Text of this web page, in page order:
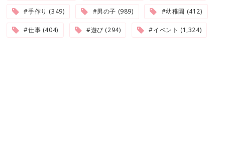
#手作り (349) #男の子 (989) #幼稚園 (412)
#仕事 (404) #遊び (294) #イベント (1,324)